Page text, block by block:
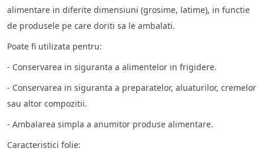
alimentare in diferite dimensiuni (grosime, latime), in functie
de produsele pe care doriti sa le ambalati.
Poate fi utilizata pentru:
- Conservarea in siguranta a alimentelor in frigidere.
- Conservarea in siguranta a preparatelor, aluaturilor, cremelor
sau altor compozitii.
- Ambalarea simpla a anumitor produse alimentare.
Caracteristici folie: